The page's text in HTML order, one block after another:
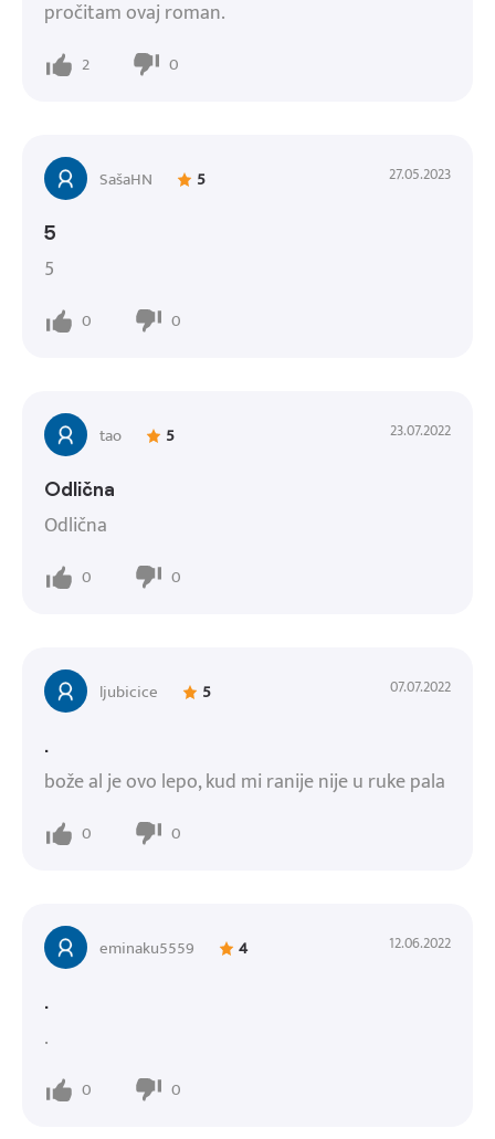
pročitam ovaj roman.
2 0
SašaHN 5 27.05.2023
5
5
0 0
tao 5 23.07.2022
Odlična
Odlična
0 0
ljubicice 5 07.07.2022
.
bože al je ovo lepo, kud mi ranije nije u ruke pala
0 0
eminaku5559 4 12.06.2022
.
.
0 0